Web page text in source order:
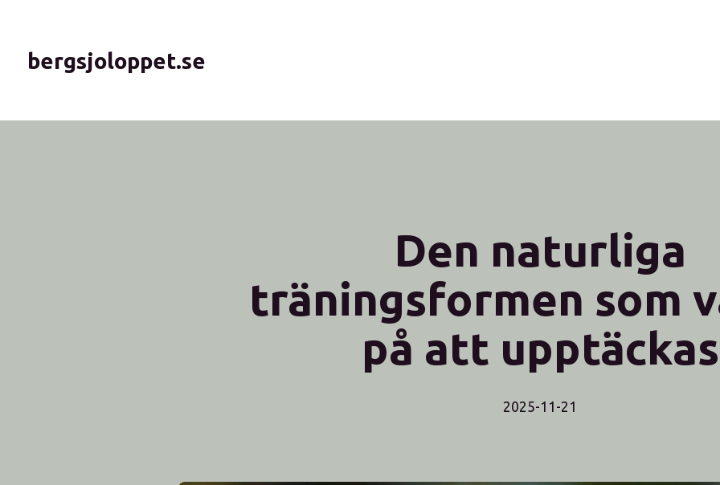
bergsjoloppet.se
Den naturliga
träningsformen som
på att upptäckas
2025-11-21